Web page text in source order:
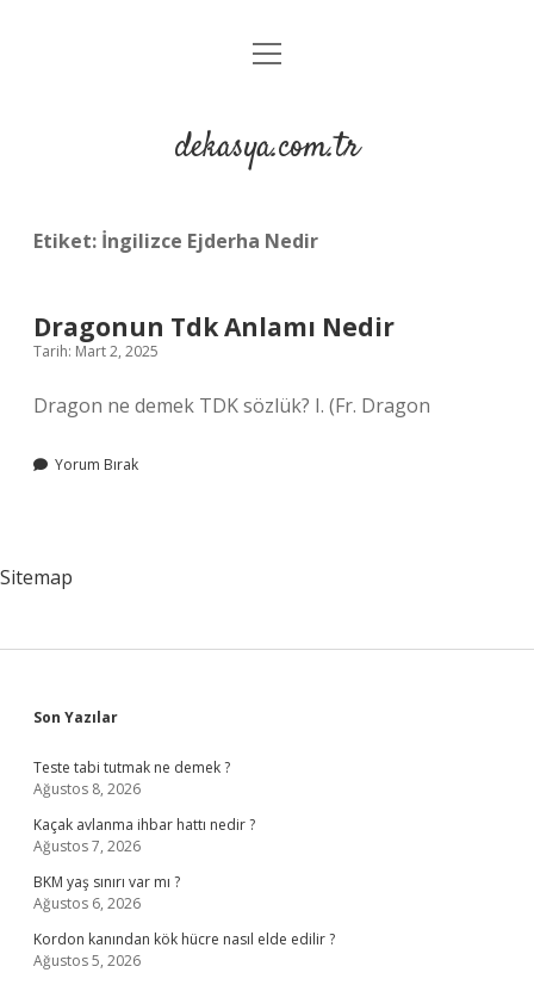
Anasayfa
Yasal Uyarı
menüyü
dekasya.com.tr
Etiket: İngilizce Ejderha Nedir
Dragonun Tdk Anlamı Nedir
Tarih: Mart 2, 2025
Dragon ne demek TDK sözlük? I. (Fr. Dragon
Yorum Bırak
Sitemap
Sidebar
Son Yazılar
Teste tabi tutmak ne demek ?
Ağustos 8, 2026
Kaçak avlanma ihbar hattı nedir ?
Ağustos 7, 2026
BKM yaş sınırı var mı ?
Ağustos 6, 2026
Kordon kanından kök hücre nasıl elde edilir ?
Ağustos 5, 2026